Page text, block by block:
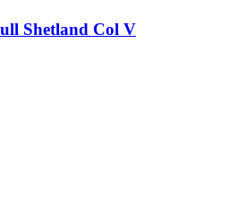
Shetland Col V